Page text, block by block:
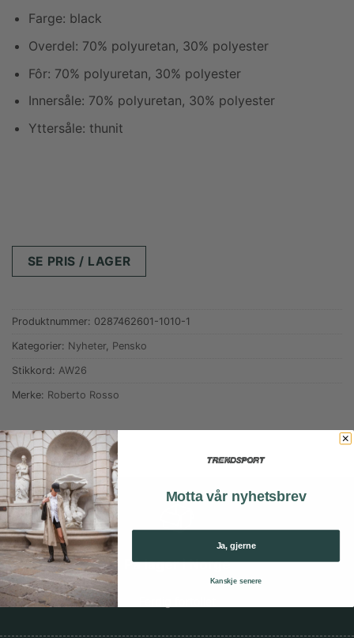
Farge: black
Overdel: 70% polyuretan, 30% polyester
Fôr: 70% polyuretan, 30% polyester
Innersåle: 70% polyuretan, 30% polyester
Yttersåle: thunit
SE PRIS / LAGER
Produktnummer: 0287462601-1010-1
Kategorier: Nyheter, Pensko
Stikkord: AW26
Merke: Roberto Rosso
På lager i Norge
Motta vår nyhetsbrev
Ja, gjerne
Kanskje senere